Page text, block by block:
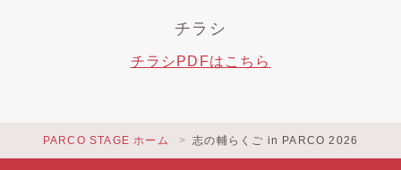
チラシ
チラシPDFはこちら
PARCO STAGE ホーム 志の輔らくご in PARCO 2026